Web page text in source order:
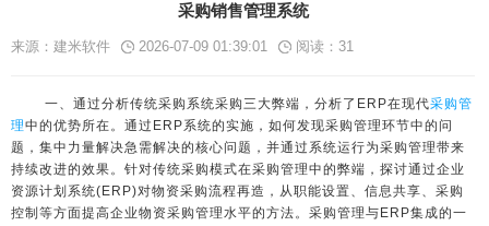
采购销售管理系统
来源：建米软件 2026-07-09 01:39:01 阅读： 31
一、通过分析传统采购系统采购三大弊端，分析了ERP在现代采购管
理中的优势所在。通过ERP系统的实施，如何发现采购管理环节中的问
题，集中力量解决急需解决的核心问题，并通过系统运行为采购管理带来
持续改进的效果。针对传统采购模式在采购管理中的弊端，探讨通过企业
资源计划系统(ERP)对物资采购流程再造，从职能设置、信息共享、采购
控制等方面提高企业物资采购管理水平的方法。采购管理与ERP集成的一